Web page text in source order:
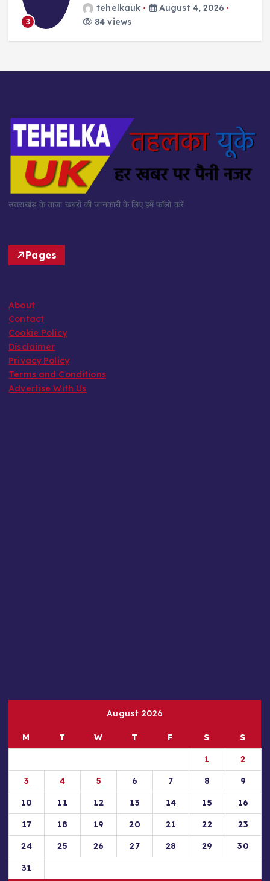
3
tehelkauk
August 4, 2026
84 views
उत्तराखंड के ताजा खबरों की जानकारी के लिए हमें फॉलो करें
Pages
About
Contact
Cookie Policy
Disclaimer
Privacy Policy
Terms and Conditions
Advertise With Us
August 2026
M T W T F S
S
1
2
3
4 5 6 7 8
9
10
11 12 13 14 15
16
17
18 19 20 21 22
23
24
25 26 27 28 29
30
31